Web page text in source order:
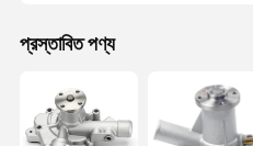
প্রস্তাবিত পণ্য